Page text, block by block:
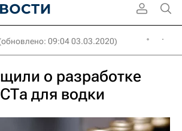
09:04 03.03.2020)
о разработке
для водки